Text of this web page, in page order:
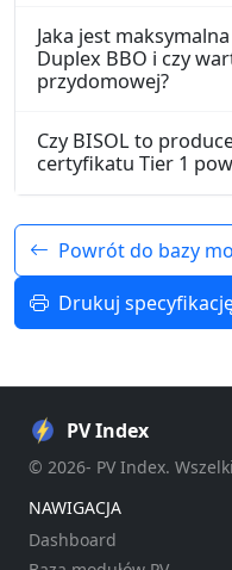
Jaka jest
Duplex BBO i czy
przydomowej?
Czy BISOL to
certyfikatu Tier 1
Powrót do bazy
Drukuj
PV Index
© 2026- PV Index.
NAWIGACJA
Dashboard